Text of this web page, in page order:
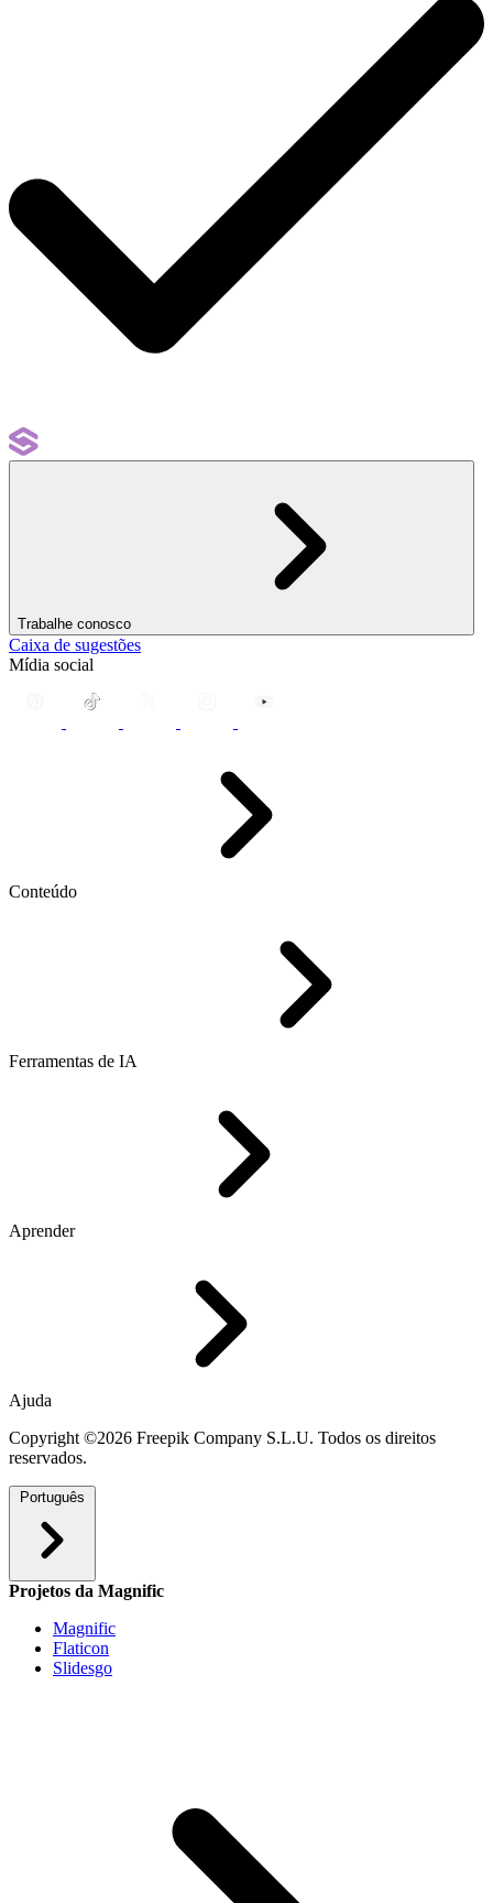
Trabalhe conosco
Caixa de sugestões
Mídia social
Conteúdo
Ferramentas de IA
Aprender
Ajuda
Copyright ©2026 Freepik Company S.L.U. Todos os direitos
reservados.
Português
Projetos da Magnific
Magnific
Flaticon
Slidesgo